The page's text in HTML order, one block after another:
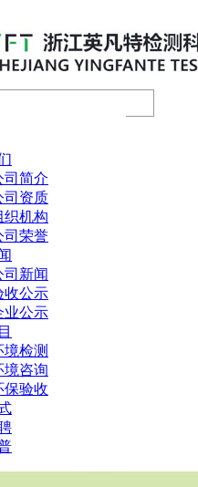
司简介
司资质
织机构
司荣誉
司新闻
收公示
业公示
境检测
境咨询
保验收